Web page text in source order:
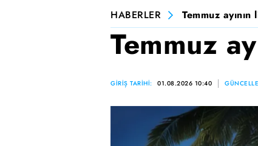
HABERLER Temmuz
Temmuz
GİRİŞ TARİHİ: 01.08.2026 10:40